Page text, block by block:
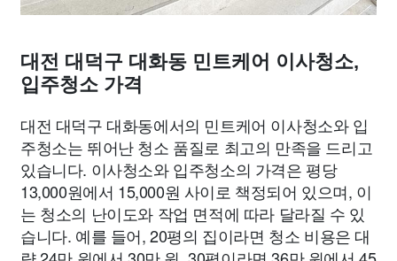
대전 대덕구 대화동 민트케어 이사청소,
입주청소 가격
대전 대덕구 대화동에서의 민트케어 이사청소와 입
주청소는 뛰어난 청소 품질로 최고의 만족을 드리고
있습니다. 이사청소와 입주청소의 가격은 평당
13,000원에서 15,000원 사이로 책정되어 있으며, 이
는 청소의 난이도와 작업 면적에 따라 달라질 수 있
습니다. 예를 들어, 20평의 집이라면 청소 비용은 대